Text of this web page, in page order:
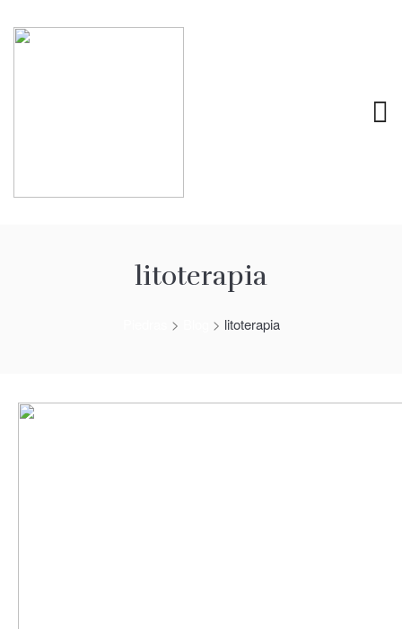
litoterapia
> > litoterapia